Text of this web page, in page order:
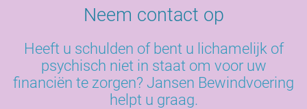
Neem contact op
Heeft u schulden of bent u lichamelijk of
psychisch niet in staat om voor uw
financiën te zorgen? Jansen Bewindvoering
helpt u graag.